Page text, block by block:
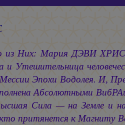
из Них:Мария ДЭВИ
Утешительница
Эпохи Водолея. И,
Абсолютными
Сила — на Земле и
притянется к Магниту